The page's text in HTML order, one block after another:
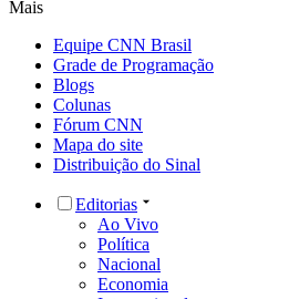
Mais
Equipe CNN Brasil
Grade de Programação
Blogs
Colunas
Fórum CNN
Mapa do site
Distribuição do Sinal
Editorias
Ao Vivo
Política
Nacional
Economia